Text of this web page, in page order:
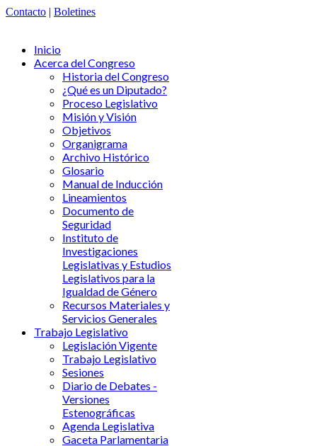
Contacto | Boletines
Inicio
Acerca del Congreso
Historia del Congreso
¿Qué es un Diputado?
Proceso Legislativo
Misión y Visión
Objetivos
Organigrama
Archivo Histórico
Glosario
Manual de Inducción
Lineamientos
Documento de
Seguridad
Instituto de
Investigaciones
Legislativas y Estudios
Legislativos para la
Igualdad de Género
Recursos Materiales y
Servicios Generales
Trabajo Legislativo
Legislación Vigente
Trabajo Legislativo
Sesiones
Diario de Debates -
Versiones
Estenográficas
Agenda Legislativa
Gaceta Parlamentaria